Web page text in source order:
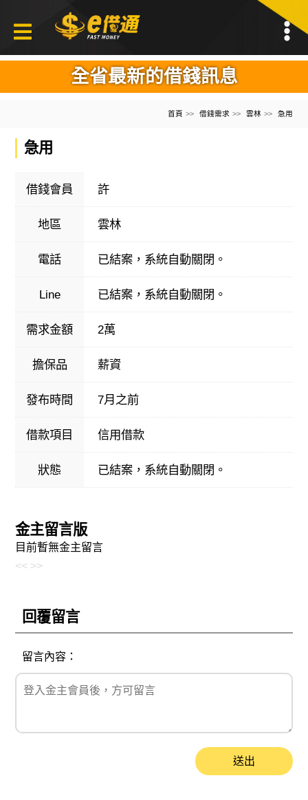
全省最新的借錢訊息
首頁 借錢需求 雲林 急用
急用
借錢會員 許
地區 雲林
電話 已結案，系統自動關閉。
Line 已結案，系統自動關閉。
需求金額 2萬
擔保品 薪資
發布時間 7月之前
借款項目 信用借款
狀態 已結案，系統自動關閉。
金主留言版
目前暫無金主留言
<< >>
回覆留言
留言內容：
送出